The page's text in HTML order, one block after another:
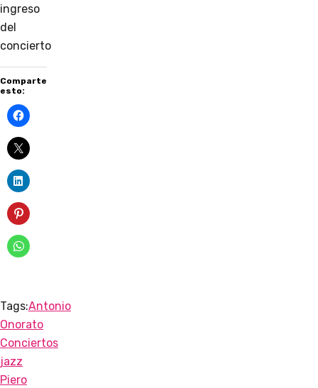
ingreso
del
concierto
Comparte
esto:
Tags:Antonio
Onorato
Conciertos
jazz
Piero